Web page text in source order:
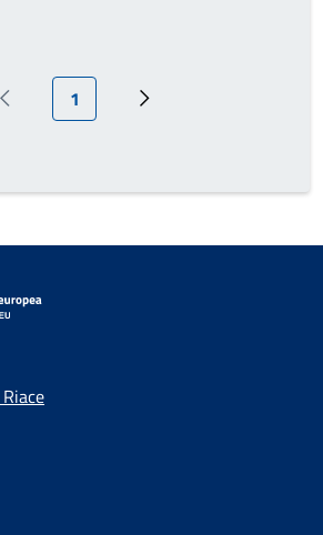
Pagina precedente
Pagina attuale
1 Pagina successiva